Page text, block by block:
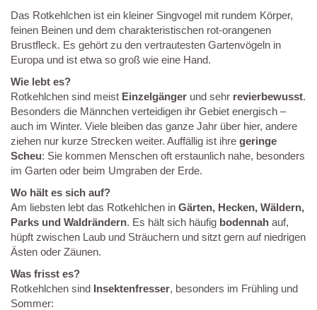
Das Rotkehlchen ist ein kleiner Singvogel mit rundem Körper,
feinen Beinen und dem charakteristischen rot-orangenen
Brustfleck. Es gehört zu den vertrautesten Gartenvögeln in
Europa und ist etwa so groß wie eine Hand.
Wie lebt es?
Rotkehlchen sind meist Einzelgänger und sehr revierbewusst.
Besonders die Männchen verteidigen ihr Gebiet energisch –
auch im Winter. Viele bleiben das ganze Jahr über hier, andere
ziehen nur kurze Strecken weiter. Auffällig ist ihre geringe
Scheu: Sie kommen Menschen oft erstaunlich nahe, besonders
im Garten oder beim Umgraben der Erde.
Wo hält es sich auf?
Am liebsten lebt das Rotkehlchen in Gärten, Hecken, Wäldern,
Parks und Waldrändern. Es hält sich häufig bodennah auf,
hüpft zwischen Laub und Sträuchern und sitzt gern auf niedrigen
Ästen oder Zäunen.
Was frisst es?
Rotkehlchen sind Insektenfresser, besonders im Frühling und
Sommer: